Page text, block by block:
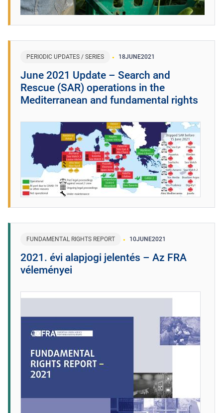
PERIODIC UPDATES / SERIES 18JUNE2021
June 2021 Update – Search and
Rescue (SAR) operations in the
Mediterranean and fundamental rights
FUNDAMENTAL RIGHTS REPORT 10JUNE2021
2021. évi alapjogi jelentés – Az FRA
véleményei